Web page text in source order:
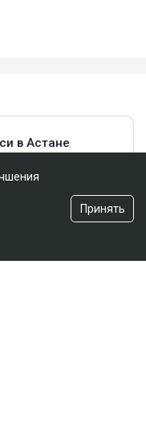
Принять